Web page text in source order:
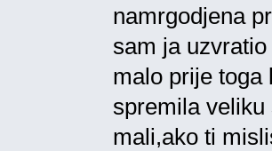
namrgodjena
sam ja
malo prije toga
spremila
mali,ako ti